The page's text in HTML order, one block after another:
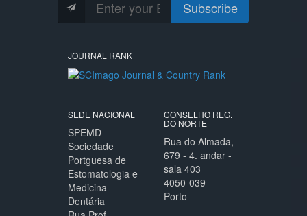
Subscribe
JOURNAL RANK
SEDE NACIONAL
SPEMD -
Sociedade
Portguesa de
Estomatologia e
Medicina
Dentária
CONSELHO REG.
DO NORTE
Rua do Almada,
679 - 4. andar -
sala 403
4050-039
Porto